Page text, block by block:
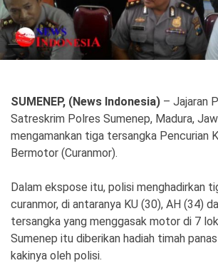
Otomotif
Iptek
Teknologi
SosBud
Wisata
Ekonomi Olahraga
SUMENEP, (News Indonesia) – Jajaran
Satreskrim Polres Sumenep, Madura,
mengamankan tiga tersangka Pencurian
Bermotor (Curanmor).
Dalam ekspose itu, polisi menghadirkan
curanmor, di antaranya KU (30), AH (34)
tersangka yang menggasak motor di 7
Sumenep itu diberikan hadiah timah
kakinya oleh polisi.